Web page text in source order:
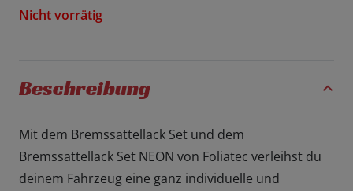
Nicht vorrätig
Beschreibung
Mit dem Bremssattellack Set und dem
Bremssattellack Set NEON von Foliatec verleihst du
deinem Fahrzeug eine ganz individuelle und